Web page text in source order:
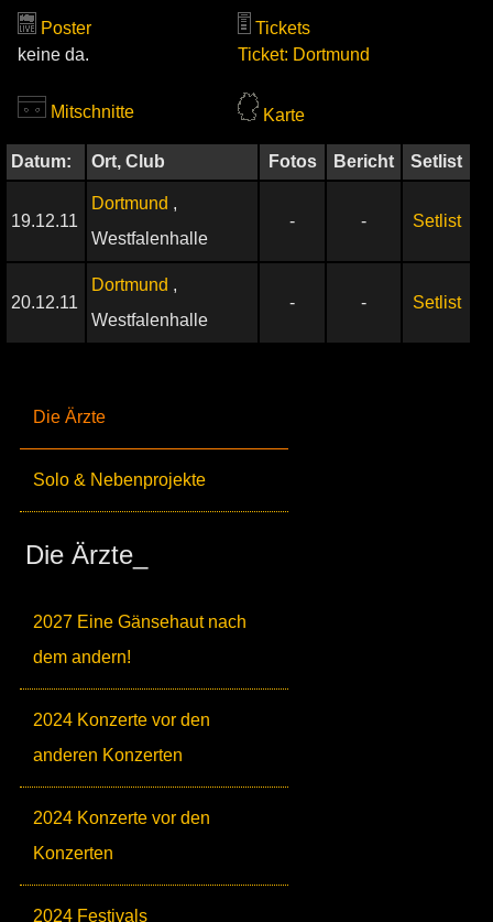
Die Ärzte
Solo & Nebenprojekte
Die Ärzte_
2027 Eine Gänsehaut nach
dem andern!
2024 Konzerte vor den
anderen Konzerten
2024 Konzerte vor den
Konzerten
2024 Festivals
Poster
keine da.
Tickets
Ticket: Dortmund
Mitschnitte Karte
Datum: Ort, Club Fotos Bericht Setlist
19.12.11
Dortmund ,
Westfalenhalle
- - Setlist
20.12.11
Dortmund ,
Westfalenhalle
- - Setlist